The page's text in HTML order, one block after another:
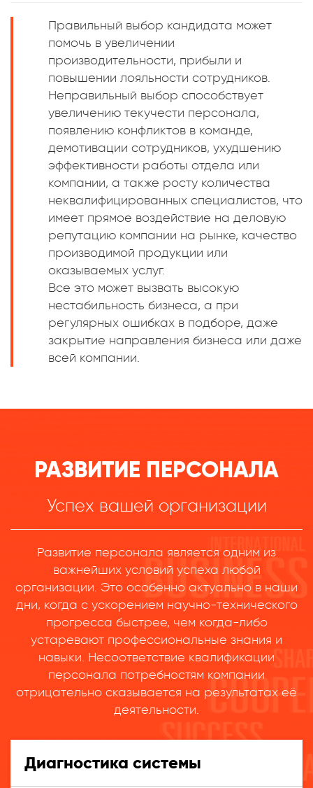
Правильный выбор кандидата может
помочь в увеличении
производительности, прибыли и
повышении лояльности сотрудников.
Неправильный выбор способствует
увеличению текучести персонала,
появлению конфликтов в команде,
демотивации сотрудников, ухудшению
эффективности работы отдела или
компании, а также росту количества
неквалифицированных специалистов, что
имеет прямое воздействие на деловую
репутацию компании на рынке, качество
производимой продукции или
оказываемых услуг.
Все это может вызвать высокую
нестабильность бизнеса, а при
регулярных ошибках в подборе, даже
закрытие направления бизнеса или даже
всей компании.
РАЗВИТИЕ ПЕРСОНАЛА
Успех вашей организации
Развитие персонала является одним из
важнейших условий успеха любой
организации. Это особенно актуально в наши
дни, когда с ускорением научно-технического
прогресса быстрее, чем когда-либо
устаревают профессиональные знания и
навыки. Несоответствие квалификации
персонала потребностям компании
отрицательно сказывается на результатах её
деятельности.
Диагностика системы